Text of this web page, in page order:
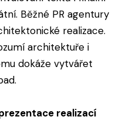
Běžné PR agentury
realizace.
architektuře i
dokáže vytvářet
realizací